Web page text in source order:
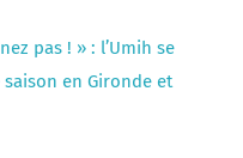
pas ! » : l’Umih se
en Gironde et